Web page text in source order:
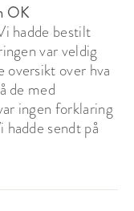
OK
hadde bestilt
var veldig
oversikt over hva
de med
ingen forklaring
sendt på